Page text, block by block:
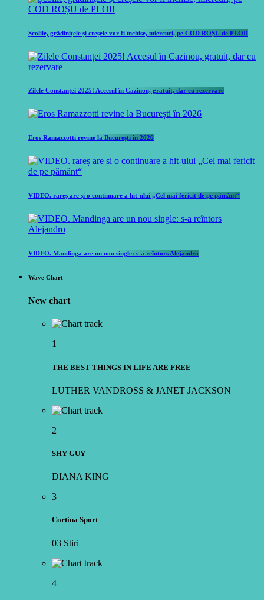
Școlile, grădinițele și creșele vor fi închise, miercuri, pe COD ROȘU de PLOI!
Zilele Constanței 2025! Accesul în Cazinou, gratuit, dar cu rezervare
Eros Ramazzotti revine la București în 2026
VIDEO. rareș are și o continuare a hit-ului „Cel mai fericit de pe pământ“
VIDEO. Mandinga are un nou single: s-a reîntors Alejandro
Wave Chart
New chart
1
THE BEST THINGS IN LIFE ARE FREE
LUTHER VANDROSS & JANET JACKSON
2
SHY GUY
DIANA KING
3
Cortina Sport
03 Stiri
4